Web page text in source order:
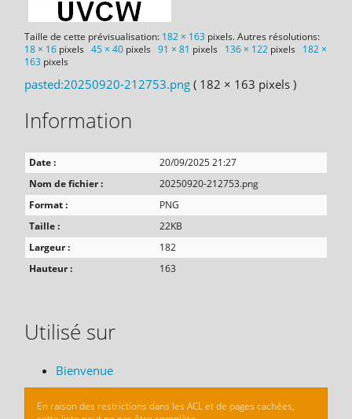
Taille de cette prévisualisation: 182 × 163 pixels. Autres résolutions:
18 × 16 pixels 45 × 40 pixels 91 × 81 pixels 136 × 122 pixels 182 ×
163 pixels
pasted:20250920-212753.png ( 182 × 163 pixels )
Information
Date :
20/09/2025 21:27
Nom de fichier :
20250920-212753.png
Format :
PNG
Taille :
22KB
Largeur :
182
Hauteur :
163
Utilisé sur
Bienvenue
En raison des restrictions dans les ACL et de pages cachées,